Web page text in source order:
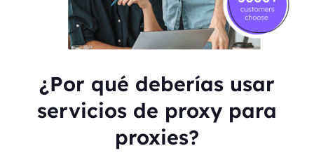
¿Por qué deberías usar
servicios de proxy para
proxies?